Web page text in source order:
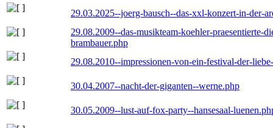
29.03.2025--joerg-bausch--das-xxl-konzert-in-der-
29.08.2009--das-musikteam-koehler-praesentierte-
brambauer.php
29.08.2010--impressionen-von-ein-festival-der-
30.04.2007--nacht-der-giganten--werne.php
30.05.2009--lust-auf-fox-party--hansesaal-